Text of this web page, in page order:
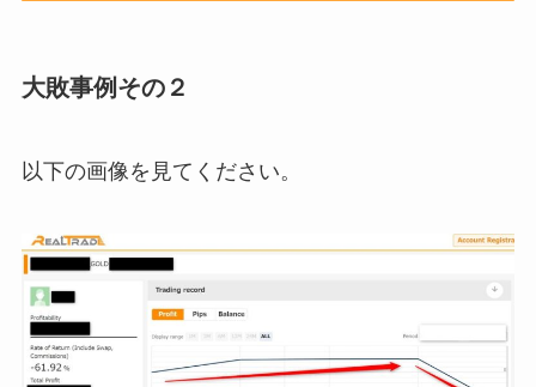
大敗事例その２
以下の画像を見てください。